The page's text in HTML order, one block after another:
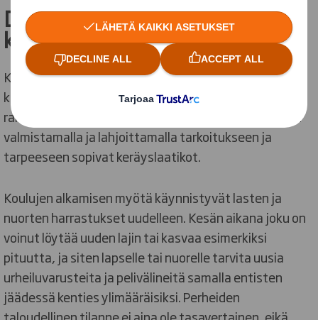
DS Smith tukee kampanjaa
konkreettisesti
Käynnistyvässä kampajassa tarkoitus on kierrättää
käyttökelpoisia urheiluvarusteita, ja myös kerätä
rahallista tukea. DS Smith lähti hankkeeseen mukaan
valmistamalla ja lahjoittamalla tarkoitukseen ja
tarpeeseen sopivat keräyslaatikot.
Koulujen alkamisen myötä käynnistyvät lasten ja
nuorten harrastukset uudelleen. Kesän aikana joku on
voinut löytää uuden lajin tai kasvaa esimerkiksi
pituutta, ja siten lapselle tai nuorelle tarvita uusia
urheiluvarusteita ja pelivälineitä samalla entisten
jäädessä kenties ylimääräisiksi. Perheiden